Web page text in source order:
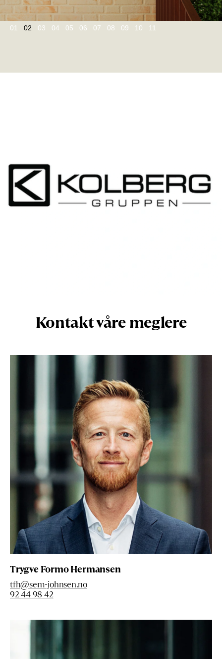
01 02 03 04 05 06 07 08 09 10 11
Kontakt våre meglere
Trygve Formo Hermansen
tfh@sem-johnsen.no
92 44 98 42